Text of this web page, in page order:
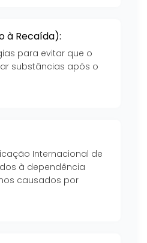
à Recaída):
para evitar que o
substâncias após o
Internacional de
à dependência
causados por